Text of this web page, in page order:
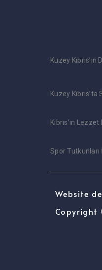
Kuzey
Kuzey
Kıbrıs’ın
Spor Tutkunları
Website
Copyright